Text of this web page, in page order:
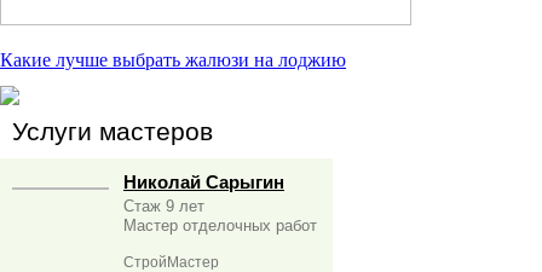
Какие лучше выбрать жалюзи на лоджию
Услуги мастеров
Николай Сарыгин
Стаж 9 лет
Мастер отделочных работ
СтройМастер